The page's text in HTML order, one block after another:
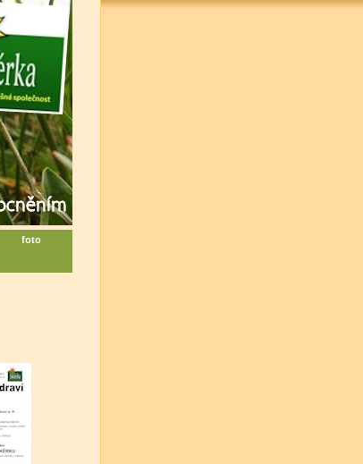
foto